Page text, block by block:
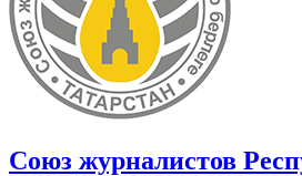
Союз журналистов